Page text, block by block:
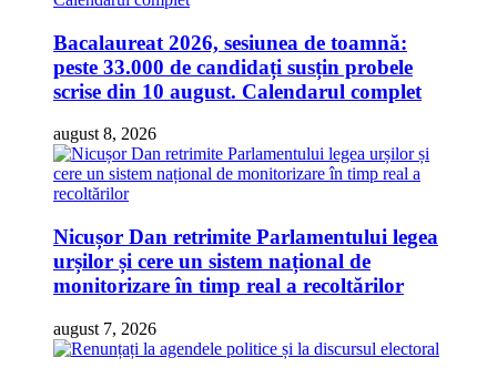
Bacalaureat 2026, sesiunea de toamnă:
peste 33.000 de candidați susțin probele
scrise din 10 august. Calendarul complet
august 8, 2026
Nicușor Dan retrimite Parlamentului legea
urșilor și cere un sistem național de
monitorizare în timp real a recoltărilor
august 7, 2026